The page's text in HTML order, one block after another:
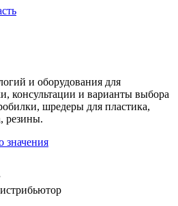
и оборудования для
консультации и варианты выбора
шредеры для пластика,
резины.
значения